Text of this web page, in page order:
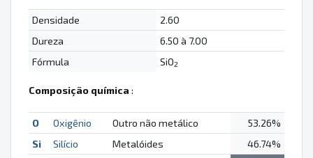
Densidade
2.60
Dureza
6.50 à 7.00
Fórmula
SiO2
Composição química :
O Oxigênio Outro não metálico
53.26%
Si
Silício Metalóides
46.74%